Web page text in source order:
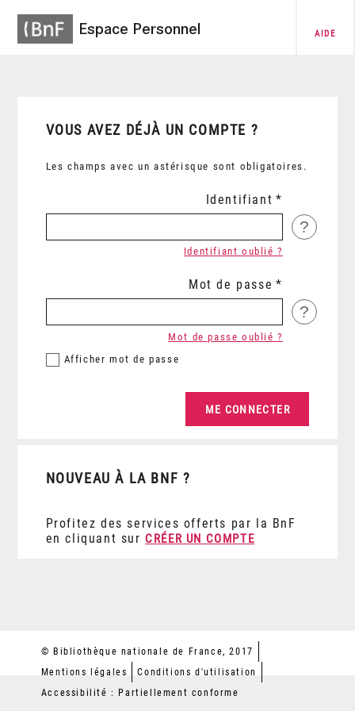
Espace Personnel AIDE
VOUS AVEZ DÉJÀ UN COMPTE ?
Les champs avec un astérisque sont obligatoires.
Identifiant
?
Identifiant oublié ?
Mot de passe
?
Afficher mot de passe
Mot de passe oublié ?
NOUVEAU À LA BNF ?
Profitez des services offerts par la BnF
en cliquant sur CRÉER UN COMPTE
© Bibliothèque nationale de France, 2017
Mentions légales
Conditions d'utilisation
Accessibilité : Partiellement conforme